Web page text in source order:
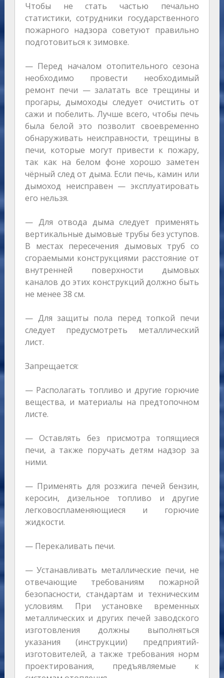
Чтобы не стать частью печально
статистики, сотрудники государственного
пожарного надзора советуют правильно
подготовиться к зимовке.
— Перед началом отопительного сезона
необходимо провести необходимый
ремонт печи — залатать все трещины и
прогары, дымоходы следует очистить от
сажи и побелить. Лучше всего, чтобы печь
была белой это позволит своевременно
обнаруживать неисправности, трещины в
печи, которые могут привести к пожару,
так как на белом фоне хорошо заметен
чёрный след от дыма. Если печь, камин или
дымоход неисправен — эксплуатировать
его нельзя.
— Для отвода дыма следует применять
вертикальные дымовые трубы без уступов.
В местах пересечения дымовых труб со
сгораемыми конструкциями расстояние от
внутренней поверхности дымовых
каналов до этих конструкций должно быть
не менее 38 см.
— Для защиты пола перед топкой печи
следует предусмотреть металлический
лист.
Запрещается:
— Располагать топливо и другие горючие
вещества, и материалы на предтопочном
листе.
— Оставлять без присмотра топящиеся
печи, а также поручать детям надзор за
ними.
— Применять для розжига печей бензин,
керосин, дизельное топливо и другие
легковоспламеняющиеся и горючие
жидкости.
— Перекаливать печи.
— Устанавливать металлические печи, не
отвечающие требованиям пожарной
безопасности, стандартам и техническим
условиям. При установке временных
металлических и других печей заводского
изготовления должны выполняться
указания (инструкции) предприятий-
изготовителей, а также требования норм
проектирования, предъявляемые к